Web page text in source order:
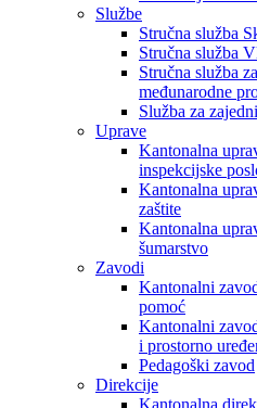
Službe
Stručna služba
Stručna služba
Stručna služba
međunarodne
Služba za
Uprave
Kantonalna
inspekcijske
Kantonalna
zaštite
Kantonalna
šumarstvo
Zavodi
Kantonalni
pomoć
Kantonalni
i prostorno
Pedagoški zavod
Direkcije
Kantonalna